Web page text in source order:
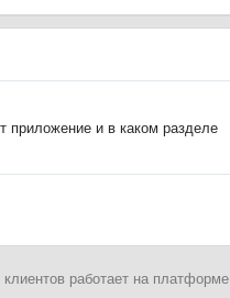
приложение и в каком разделе
работает на платформе